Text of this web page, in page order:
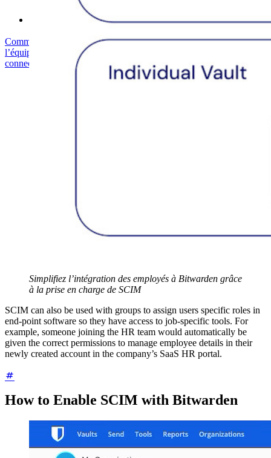
Services d'Entreprise
Commencez gratuitementCommencez gratuitementContacter
l’équipe commercialeContacter l’équipe commerciale
connecter
Simplifiez l’intégration des employés à Bitwarden grâce
à la prise en charge de SCIM
SCIM can also be used with groups to assign users specific roles in
end-point software so they have access to job-specific tools. For
example, someone joining the HR team would automatically be
given the correct permissions to manage employee details in their
newly created account in the company’s SaaS HR portal.
How to Enable SCIM with Bitwarden